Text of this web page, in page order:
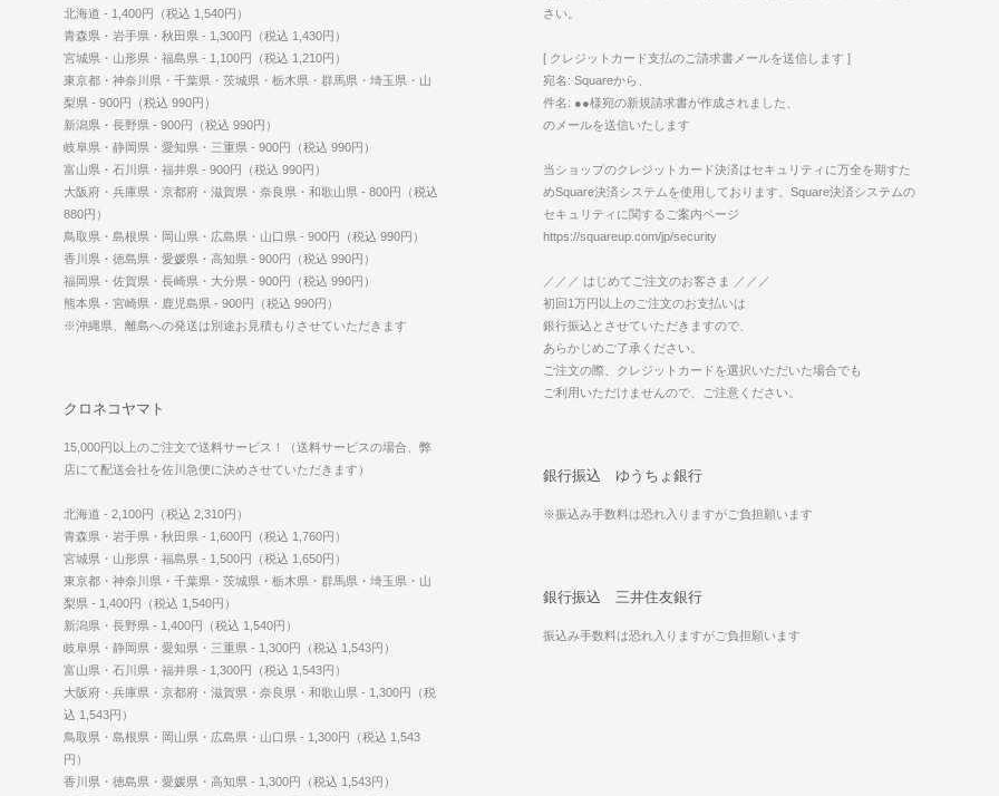
北海道 - 1,400円（税込 1,540円）
青森県・岩手県・秋田県 - 1,300円（税込 1,430円）
宮城県・山形県・福島県 - 1,100円（税込 1,210円）
東京都・神奈川県・千葉県・茨城県・栃木県・群馬県・埼玉県・山
梨県 - 900円（税込 990円）
新潟県・長野県 - 900円（税込 990円）
岐阜県・静岡県・愛知県・三重県 - 900円（税込 990円）
富山県・石川県・福井県 - 900円（税込 990円）
大阪府・兵庫県・京都府・滋賀県・奈良県・和歌山県 - 800円（税込
880円）
鳥取県・島根県・岡山県・広島県・山口県 - 900円（税込 990円）
香川県・徳島県・愛媛県・高知県 - 900円（税込 990円）
福岡県・佐賀県・長崎県・大分県 - 900円（税込 990円）
熊本県・宮崎県・鹿児島県 - 900円（税込 990円）
※沖縄県、離島への発送は別途お見積もりさせていただきます
クロネコヤマト
15,000円以上のご注文で送料サービス！（送料サービスの場合、弊
店にて配送会社を佐川急便に決めさせていただきます）
北海道 - 2,100円（税込 2,310円）
青森県・岩手県・秋田県 - 1,600円（税込 1,760円）
宮城県・山形県・福島県 - 1,500円（税込 1,650円）
東京都・神奈川県・千葉県・茨城県・栃木県・群馬県・埼玉県・山
梨県 - 1,400円（税込 1,540円）
新潟県・長野県 - 1,400円（税込 1,540円）
岐阜県・静岡県・愛知県・三重県 - 1,300円（税込 1,543円）
富山県・石川県・福井県 - 1,300円（税込 1,543円）
大阪府・兵庫県・京都府・滋賀県・奈良県・和歌山県 - 1,300円（税
込 1,543円）
鳥取県・島根県・岡山県・広島県・山口県 - 1,300円（税込 1,543
円）
香川県・徳島県・愛媛県・高知県 - 1,300円（税込 1,543円）
さい。
[ クレジットカード支払のご請求書メールを送信します ]
宛名: Squareから、
件名: ●●様宛の新規請求書が作成されました、
のメールを送信いたします
当ショップのクレジットカード決済はセキュリティに万全を期すた
めSquare決済システムを使用しております。Square決済システムの
セキュリティに関するご案内ページ
https://squareup.com/jp/security
／／／ はじめてご注文のお客さま ／／／
初回1万円以上のご注文のお支払いは
銀行振込とさせていただきますので、
あらかじめご了承ください。
ご注文の際、クレジットカードを選択いただいた場合でも
ご利用いただけませんので、ご注意ください。
銀行振込 ゆうちょ銀行
※振込み手数料は恐れ入りますがご負担願います
銀行振込 三井住友銀行
振込み手数料は恐れ入りますがご負担願います